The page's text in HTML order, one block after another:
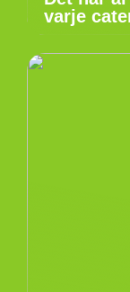
varje